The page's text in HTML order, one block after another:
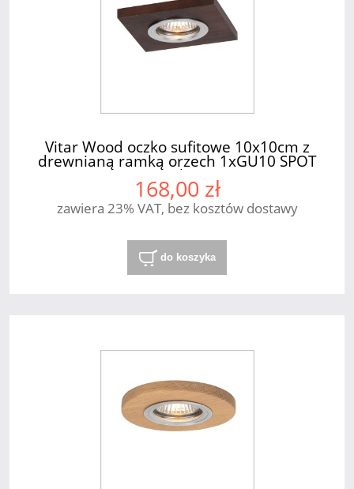
Vitar Wood oczko sufitowe 10x10cm z
drewnianą ramką orzech 1xGU10 SPOT
Light
168,00 zł
zawiera 23% VAT, bez kosztów dostawy
do koszyka